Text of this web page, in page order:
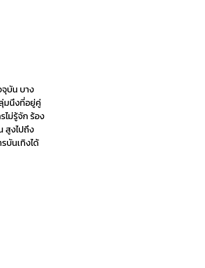
จุบัน บาง
มนึงที่อยู่คู่
ม่รู้จัก ร้อง
สูงไปถึง
บันเทิงได้